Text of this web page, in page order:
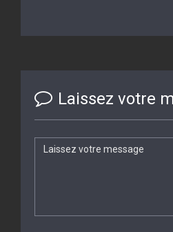
Laissez votre